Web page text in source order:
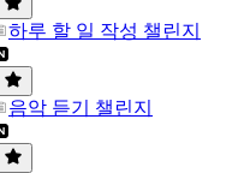
하루 할 일 작성 챌린지
음악 듣기 챌린지